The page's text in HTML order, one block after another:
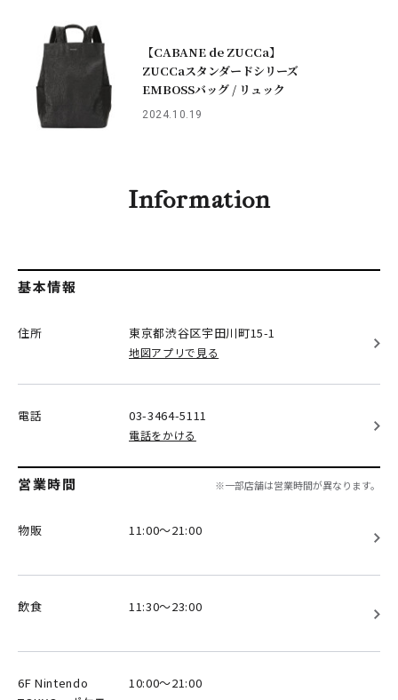
【CABANE de ZUCCa】
ZUCCaスタンダードシリーズ
EMBOSSバッグ / リュック
2024.10.19
Information
基本情報
住所 東京都渋谷区宇田川町15-1
地図アプリで見る
電話 03-3464-5111
電話をかける
営業時間 ※一部店舗は営業時間が異なります。
物販 11:00～21:00
飲食 11:30～23:00
6F Nintendo
10:00～21:00